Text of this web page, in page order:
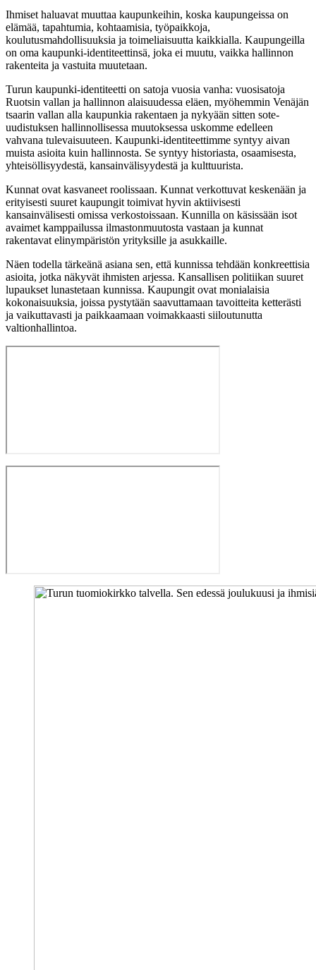
Ihmiset haluavat muuttaa kaupunkeihin, koska kaupungeissa on
elämää, tapahtumia, kohtaamisia, työpaikkoja,
koulutusmahdollisuuksia ja toimeliaisuutta kaikkialla. Kaupungeilla
on oma kaupunki-identiteettinsä, joka ei muutu, vaikka hallinnon
rakenteita ja vastuita muutetaan.
Turun kaupunki-identiteetti on satoja vuosia vanha: vuosisatoja
Ruotsin vallan ja hallinnon alaisuudessa eläen, myöhemmin Venäjän
tsaarin vallan alla kaupunkia rakentaen ja nykyään sitten sote-
uudistuksen hallinnollisessa muutoksessa uskomme edelleen
vahvana tulevaisuuteen. Kaupunki-identiteettimme syntyy aivan
muista asioita kuin hallinnosta. Se syntyy historiasta, osaamisesta,
yhteisöllisyydestä, kansainvälisyydestä ja kulttuurista.
Kunnat ovat kasvaneet roolissaan. Kunnat verkottuvat keskenään ja
erityisesti suuret kaupungit toimivat hyvin aktiivisesti
kansainvälisesti omissa verkostoissaan. Kunnilla on käsissään isot
avaimet kamppailussa ilmastonmuutosta vastaan ja kunnat
rakentavat elinympäristön yrityksille ja asukkaille.
Näen todella tärkeänä asiana sen, että kunnissa tehdään konkreettisia
asioita, jotka näkyvät ihmisten arjessa. Kansallisen politiikan suuret
lupaukset lunastetaan kunnissa. Kaupungit ovat monialaisia
kokonaisuuksia, joissa pystytään saavuttamaan tavoitteita ketterästi
ja vaikuttavasti ja paikkaamaan voimakkaasti siiloutunutta
valtionhallintoa.